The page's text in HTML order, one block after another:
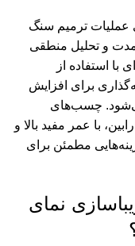
عملیات ترمیم سنگ
و تحلیل منطقی
با استفاده از
برای افزایش
چسب‌های
با عمر مفید بالا و
مطمئن برای
نمای